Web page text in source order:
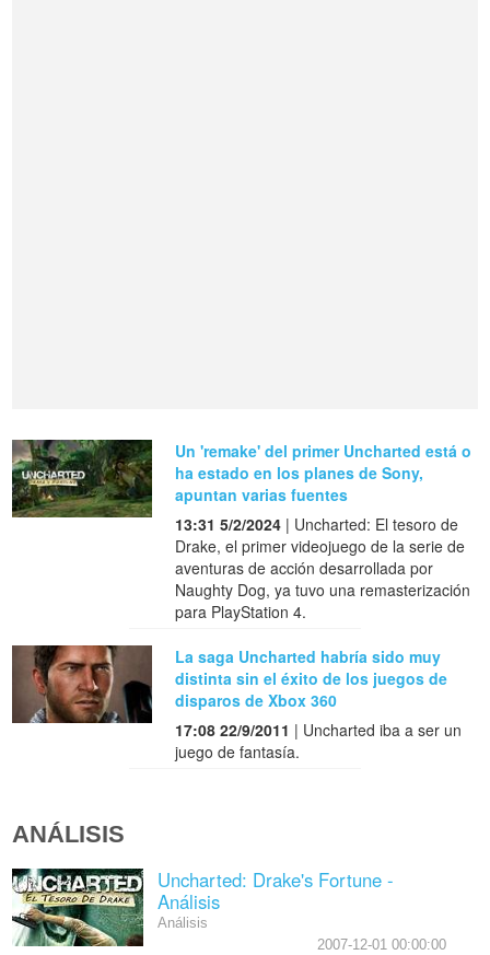
Un 'remake' del primer Uncharted está o
ha estado en los planes de Sony,
apuntan varias fuentes
13:31 5/2/2024 | Uncharted: El tesoro de
Drake, el primer videojuego de la serie de
aventuras de acción desarrollada por
Naughty Dog, ya tuvo una remasterización
para PlayStation 4.
La saga Uncharted habría sido muy
distinta sin el éxito de los juegos de
disparos de Xbox 360
17:08 22/9/2011 | Uncharted iba a ser un
juego de fantasía.
ANÁLISIS
Uncharted: Drake's Fortune -
Análisis
Análisis
2007-12-01 00:00:00